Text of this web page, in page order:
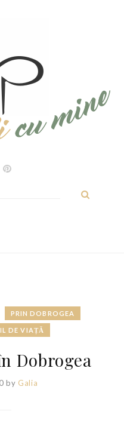
PRIN DOBROGEA
DE VIAȚĂ
Dobrogea
by Galia